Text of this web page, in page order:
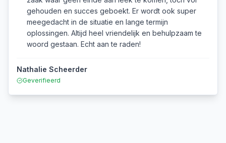
gehouden en succes geboekt. Er wordt ook super
meegedacht in de situatie en lange termijn
oplossingen. Altijd heel vriendelijk en behulpzaam te
woord gestaan. Echt aan te raden!
Nathalie Scheerder
Geverifieerd